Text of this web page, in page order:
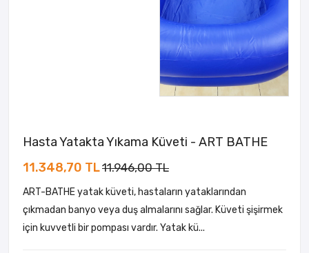
Hasta Yatakta Yıkama Küveti - ART BATHE
11.348,70 TL11.946,00 TL
ART-BATHE yatak küveti, hastaların yataklarından
çıkmadan banyo veya duş almalarını sağlar. Küveti şişirmek
için kuvvetli bir pompası vardır. Yatak kü...